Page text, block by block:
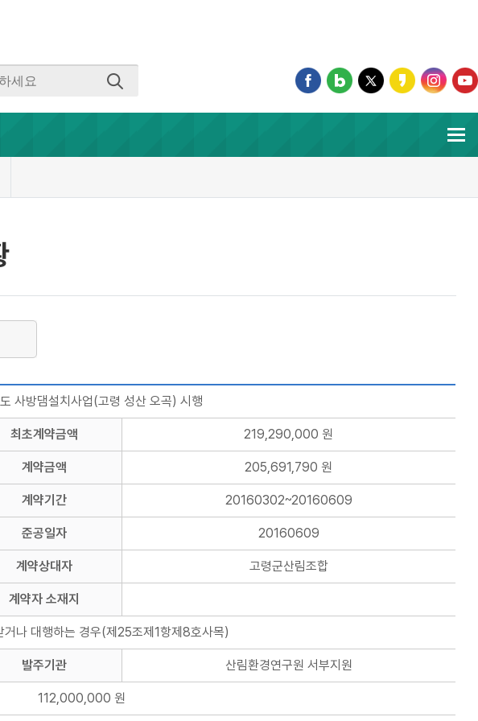
사방댐설치사업(고령 성산 오곡) 시행
최초계약금액 219,290,000 원
계약금액 205,691,790 원
계약기간 20160302~20160609
준공일자 20160609
계약상대자 고령군산림조합
계약자 소재지
나 대행하는 경우(제25조제1항제8호사목)
발주기관 산림환경연구원 서부지원
112,000,000 원